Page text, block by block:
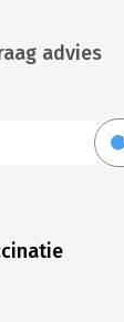
advies